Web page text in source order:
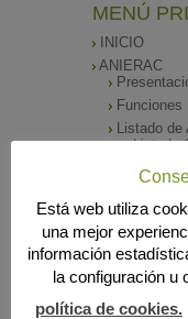
MENÚ
INICIO
ANIERAC
Funciones
Listado de
Listado
Como
SALA DE
Notas de
Archivos
GALERÍA
CONTACTO
Está web utiliza
una mejor
información
la configuración u
política de cookies.